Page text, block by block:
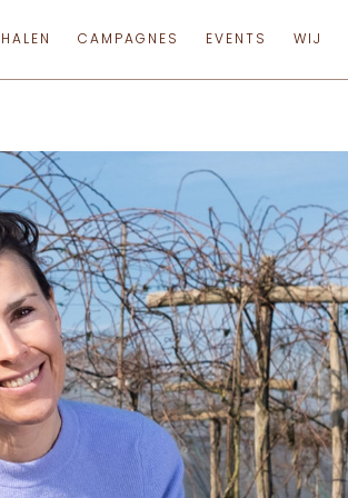
CAMPAGNES EVENTS WIJ